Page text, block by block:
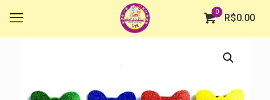
0
R$0.00